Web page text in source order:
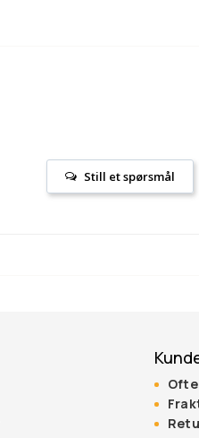
Still et spørsmål